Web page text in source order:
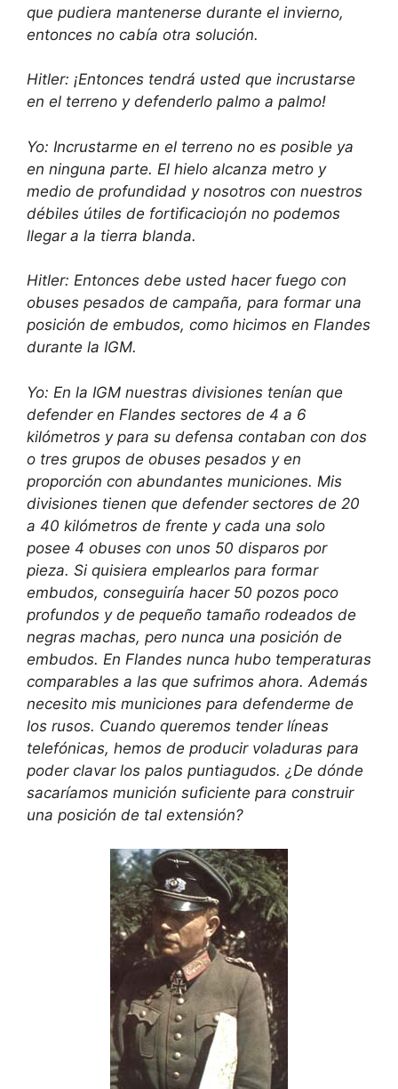
que pudiera mantenerse durante el invierno,
entonces no cabía otra solución.
Hitler: ¡Entonces tendrá usted que incrustarse
en el terreno y defenderlo palmo a palmo!
Yo: Incrustarme en el terreno no es posible ya
en ninguna parte. El hielo alcanza metro y
medio de profundidad y nosotros con nuestros
débiles útiles de fortificacio¡ón no podemos
llegar a la tierra blanda.
Hitler: Entonces debe usted hacer fuego con
obuses pesados de campaña, para formar una
posición de embudos, como hicimos en Flandes
durante la IGM.
Yo: En la IGM nuestras divisiones tenían que
defender en Flandes sectores de 4 a 6
kilómetros y para su defensa contaban con dos
o tres grupos de obuses pesados y en
proporción con abundantes municiones. Mis
divisiones tienen que defender sectores de 20
a 40 kilómetros de frente y cada una solo
posee 4 obuses con unos 50 disparos por
pieza. Si quisiera emplearlos para formar
embudos, conseguiría hacer 50 pozos poco
profundos y de pequeño tamaño rodeados de
negras machas, pero nunca una posición de
embudos. En Flandes nunca hubo temperaturas
comparables a las que sufrimos ahora. Además
necesito mis municiones para defenderme de
los rusos. Cuando queremos tender líneas
telefónicas, hemos de producir voladuras para
poder clavar los palos puntiagudos. ¿De dónde
sacaríamos munición suficiente para construir
una posición de tal extensión?